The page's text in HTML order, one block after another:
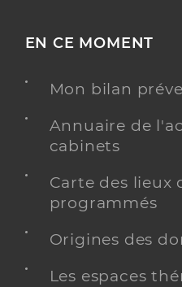
EN CE MOMENT
Mon bilan
Annuaire de
cabinets
Carte des lieux
programmés
Origines des
Les espaces